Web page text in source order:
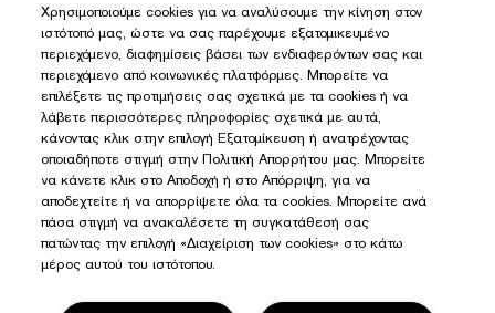
Χρησιμοποιούμε cookies για να αναλύσουμε την κίνηση στον
ιστότοπό μας, ώστε να σας παρέχουμε εξατομικευμένο
περιεχόμενο, διαφημίσεις βάσει των ενδιαφερόντων σας και
περιεχόμενο από κοινωνικές πλατφόρμες. Μπορείτε να
επιλέξετε τις προτιμήσεις σας σχετικά με τα cookies ή να
λάβετε περισσότερες πληροφορίες σχετικά με αυτά,
κάνοντας κλικ στην επιλογή Εξατομίκευση ή ανατρέχοντας
οποιαδήποτε στιγμή στην Πολιτική Απορρήτου μας. Μπορείτε
να κάνετε κλικ στο Αποδοχή ή στο Απόρριψη, για να
αποδεχτείτε ή να απορρίψετε όλα τα cookies. Μπορείτε ανά
πάσα στιγμή να ανακαλέσετε τη συγκατάθεσή σας
πατώντας την επιλογή «Διαχείριση των cookies» στο κάτω
μέρος αυτού του ιστότοπου.